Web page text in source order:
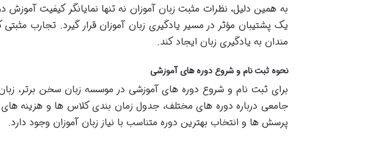
به همین دلیل، نظرات مثبت زبان آموزان نه تنها نمایانگر کیفیت
یک پشتیبان مؤثر در مسیر یادگیری زبان آموزان قرار گیرد. تجارب
مندان به یادگیری زبان ایجاد کند.
نحوه ثبت نام و شروع دوره های آموزشی
برای ثبت نام و شروع دوره های آموزشی در موسسه زبان سخن برتر،
جامعی درباره دوره های مختلف، جدول زمان بندی کلاس ها و هزینه
پرسش ها و انتخاب بهترین دوره متناسب با نیاز زبان آموزان وجود دارد.